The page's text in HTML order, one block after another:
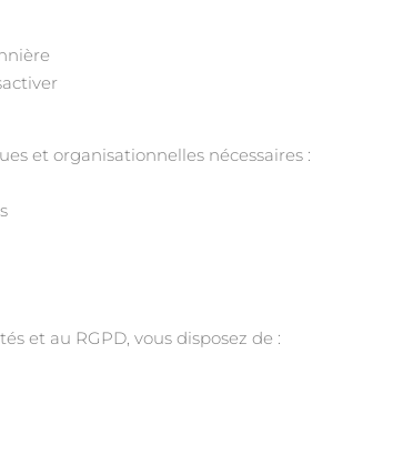
et organisationnelles nécessaires :
et au RGPD, vous disposez de :